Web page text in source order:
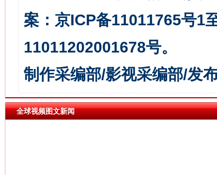
案：京ICP备11011765号1
11011202001678号。
制作采编部/影视采编部/发
全球视频图文新闻
在谋一域中谋全局
今